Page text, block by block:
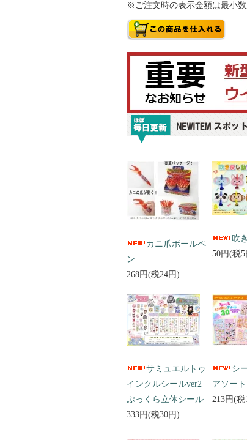
※ご注文時の表示金額は最小
カニ爪ボールペ
ン
268円(税24円)
吹
50円(税5
サミュエルトゥ
インクルシールver2
ぷっくら立体シール
333円(税30円)
シ
アソー
213円(税